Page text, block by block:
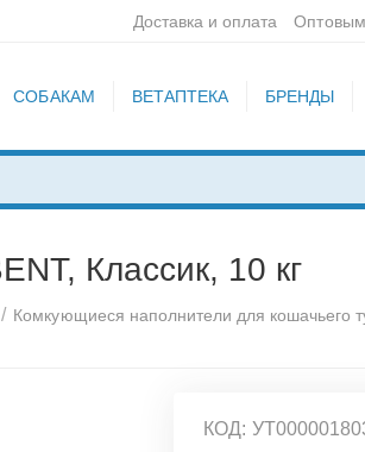
Доставка и оплата Оптовым
СОБАКАМ ВЕТАПТЕКА БРЕНДЫ
Классик, 10 кг
/ Комкующиеся наполнители для кошачьего
КОД: